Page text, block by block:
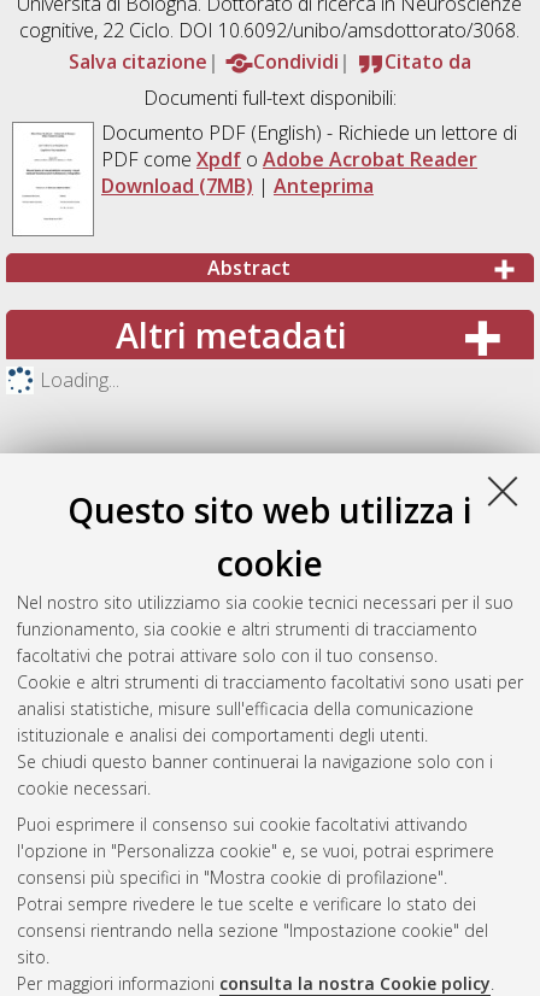
Questo sito web utilizza i
cookie
Nel nostro sito utilizziamo sia cookie tecnici necessari per il suo
funzionamento, sia cookie e altri strumenti di tracciamento
facoltativi che potrai attivare solo con il tuo consenso.
Cookie e altri strumenti di tracciamento facoltativi sono usati per
analisi statistiche, misure sull'efficacia della comunicazione
istituzionale e analisi dei comportamenti degli utenti.
Se chiudi questo banner continuerai la navigazione solo con i
cookie necessari.
Puoi esprimere il consenso sui cookie facoltativi attivando
l'opzione in "Personalizza cookie" e, se vuoi, potrai esprimere
consensi più specifici in "Mostra cookie di profilazione".
Potrai sempre rivedere le tue scelte e verificare lo stato dei
consensi rientrando nella sezione "Impostazione cookie" del
sito.
Per maggiori informazioni consulta la nostra Cookie policy.
cognitive, 22 Ciclo. DOI 10.6092/unibo/amsdottorato/3068.
Salva citazione
Condividi
Citato da
Documenti full-text disponibili:
Documento PDF(English) - Richiede un lettore di
PDF come Xpdfo Adobe Acrobat Reader
Download (7MB) | Anteprima
Abstract
Altri metadati
Loading...
Gestione del documento:
Atom
Rss 1.0
Rss 2.0
ISSN: 2038-7946